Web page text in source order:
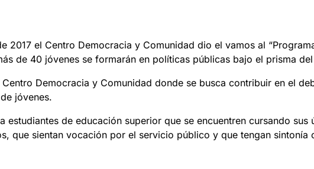
2017 el Centro Democracia y Comunidad dio el vamos al
de 40 jóvenes se formarán en políticas públicas bajo el prisma
Centro Democracia y Comunidad donde se busca contribuir en el
jóvenes.
estudiantes de educación superior que se encuentren cursando sus
que sientan vocación por el servicio público y que tengan sintonía